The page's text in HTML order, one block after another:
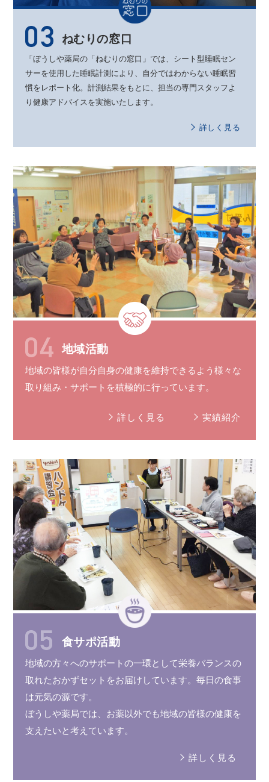
ねむりの窓口
「ぼうしや薬局の「ねむりの窓口」では、 シート型睡眠セン
サーを使用した睡眠計測により、 自分ではわからない睡眠習
慣をレポート化。計測結果をもとに、担当の専門スタッフよ
り健康アドバイスを実施いたします。
詳しく見る
地域活動
地域の皆様が自分自身の健康を維持できるよう様々な
取り組み ・サポート を積極的に行っています。
詳しく見る 実績紹介
食サポ活動
地域の方々へのサポートの一環として栄養バランスの
取れたおかずセット をお届けしています。毎日の食事
は元気の源です。
ぼうしや薬局では、お薬以外でも地域の皆様の健康を
支えたいと考えています。
詳しく見る